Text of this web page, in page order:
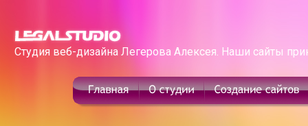
Студия веб-дизайна Легерова Алексея. Наши сайты